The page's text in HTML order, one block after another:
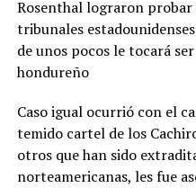
Rosenthal lograron probar
tribunales
de unos pocos le tocará
hondureño
Caso igual ocurrió con el
temido cartel de los
otros que han sido
norteamericanas, les fue